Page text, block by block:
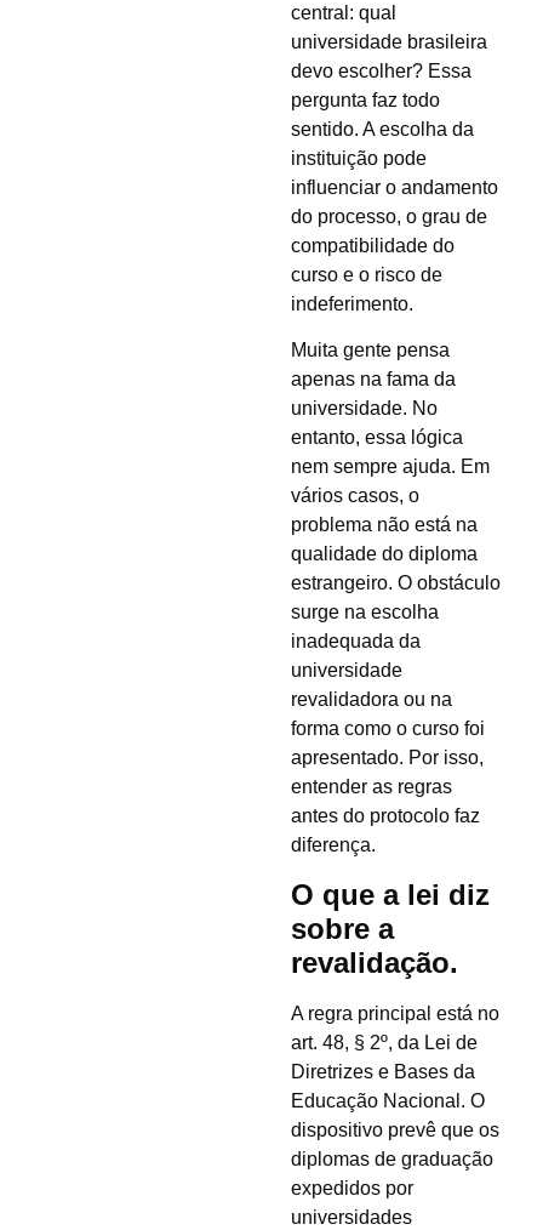
central: qual
universidade brasileira
devo escolher? Essa
pergunta faz todo
sentido. A escolha da
instituição pode
influenciar o andamento
do processo, o grau de
compatibilidade do
curso e o risco de
indeferimento.
Muita gente pensa
apenas na fama da
universidade. No
entanto, essa lógica
nem sempre ajuda. Em
vários casos, o
problema não está na
qualidade do diploma
estrangeiro. O obstáculo
surge na escolha
inadequada da
universidade
revalidadora ou na
forma como o curso foi
apresentado. Por isso,
entender as regras
antes do protocolo faz
diferença.
O que a lei diz
sobre a
revalidação.
A regra principal está no
art. 48, § 2º, da Lei de
Diretrizes e Bases da
Educação Nacional. O
dispositivo prevê que os
diplomas de graduação
expedidos por
universidades